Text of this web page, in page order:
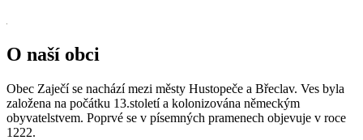
O naší obci
Obec Zaječí se nachází mezi městy Hustopeče a Břeclav. Ves byla
založena na počátku 13.století a kolonizována německým
obyvatelstvem. Poprvé se v písemných pramenech objevuje v roce
1222.